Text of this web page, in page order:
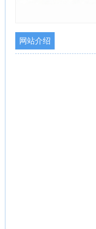
网站介绍